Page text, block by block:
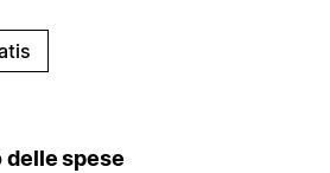
delle spese